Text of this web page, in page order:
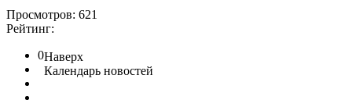
Просмотров: 621
Рейтинг:
0Наверх
Календарь новостей